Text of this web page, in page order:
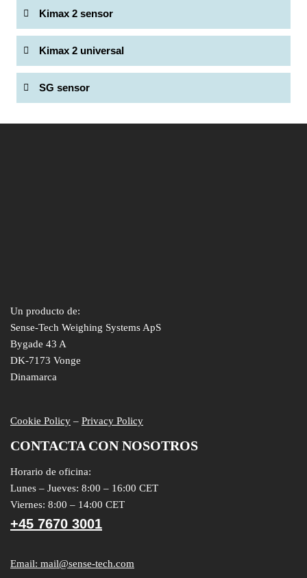
Kimax 2 sensor
Kimax 2 universal
SG sensor
Un producto de:
Sense-Tech Weighing Systems ApS
Bygade 43 A
DK-7173 Vonge
Dinamarca
Cookie Policy – Privacy Policy
CONTACTA CON NOSOTROS
Horario de oficina:
Lunes – Jueves: 8:00 – 16:00 CET
Viernes: 8:00 – 14:00 CET
+45 7670 3001
Email: mail@sense-tech.com